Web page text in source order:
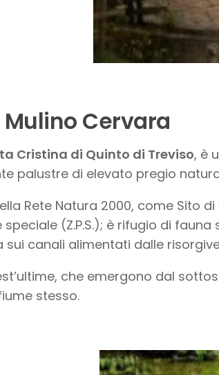
Mulino Cervara
Cristina di Quinto di Treviso, è
palustre di elevato pregio
Rete Natura 2000, come Sito
speciale (Z.P.S.); è rifugio di
sui canali alimentati dalle
che emergono dal
stesso.